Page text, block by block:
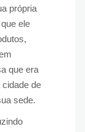
própria
ele
que era
de
sede.